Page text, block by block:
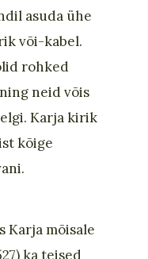
asuda ühe
või-kabel.
rohked
neid võis
Karja kirik
kõige
Karja mõisale
ka teised